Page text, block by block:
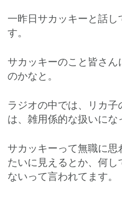
一昨日サカッキーと話
す。
サカッキーのこと皆さん
のかなと。
ラジオの中では、リカ子
は、雑用係的な扱いにな
サカッキーって無職に
たいに見えるとか、何し
ないって言われてます。